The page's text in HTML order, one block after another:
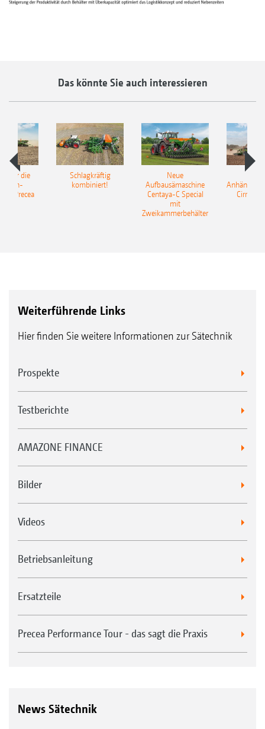
Das könnte Sie auch interessieren
für die
Precea
Schlagkräftig
kombiniert!
Neue
Aufbausämaschine
Centaya-C Special
mit
Zweikammerbehälter
Cirrus
Weiterführende Links
Hier finden Sie weitere Informationen zur Sätechnik
Prospekte
Testberichte
AMAZONE FINANCE
Bilder
Videos
Betriebsanleitung
Ersatzteile
Precea Performance Tour - das sagt die Praxis
News Sätechnik